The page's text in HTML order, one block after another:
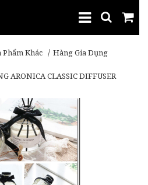
Phẩm Khác
Hàng Gia Dụng
ARONICA CLASSIC DIFFUSER